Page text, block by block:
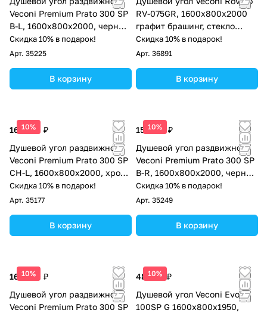
Veconi Premium Prato 300 SP
B-L, 1600х800x2000, черный
матовый, стекло прозрачное
Скидка 10% в подарок!
Арт. 35225
В корзину
RV-075GR, 1600х800х2000
графит брашинг, стекло
прозрачное
Скидка 10% в подарок!
Арт. 36891
В корзину
10%
161 430 ₽
Душевой угол раздвижной
Veconi Premium Prato 300 SP
CH-L, 1600х800x2000, хром,
стекло прозрачное
Скидка 10% в подарок!
Арт. 35177
В корзину
10%
158 737 ₽
Душевой угол раздвижной
Veconi Premium Prato 300 SP
B-R, 1600х800x2000, черный
матовый, стекло прозрачное
Скидка 10% в подарок!
Арт. 35249
В корзину
10%
161 430 ₽
Душевой угол раздвижной
Veconi Premium Prato 300 SP
10%
48 206 ₽
Душевой угол Veconi Evo
100SP G 1600х800x1950,